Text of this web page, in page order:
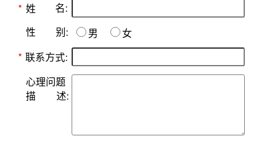
* 姓 名:
性 别: 男
女
* 联系方式:
心理问题
描
述: